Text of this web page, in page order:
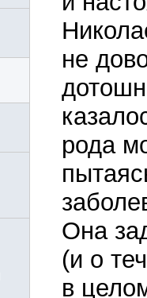
не
рода
Она
(и о
в